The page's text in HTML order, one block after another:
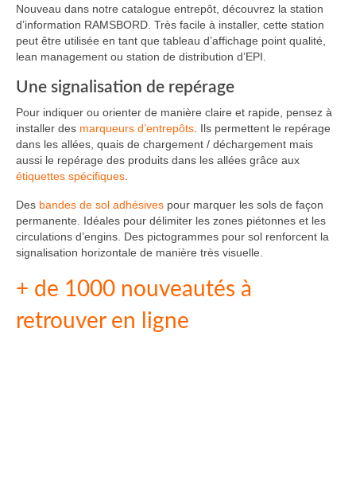
Nouveau dans notre catalogue entrepôt, découvrez la station
d’information RAMSBORD. Très facile à installer, cette station
peut être utilisée en tant que tableau d’affichage point qualité,
lean management ou station de distribution d’EPI.
Une signalisation de repérage
Pour indiquer ou orienter de manière claire et rapide, pensez à
installer des marqueurs d’entrepôts . Ils permettent le repérage
dans les allées, quais de chargement / déchargement mais
aussi le repérage des produits dans les allées grâce aux
étiquettes spécifiques
Des bandes de sol adhésives pour marquer les sols de façon
permanente. Idéales pour délimiter les zones piétonnes et les
circulations d’engins. Des pictogrammes pour sol renforcent la
signalisation horizontale de manière très visuelle.
+ de 1000 nouveautés à
retrouver en ligne